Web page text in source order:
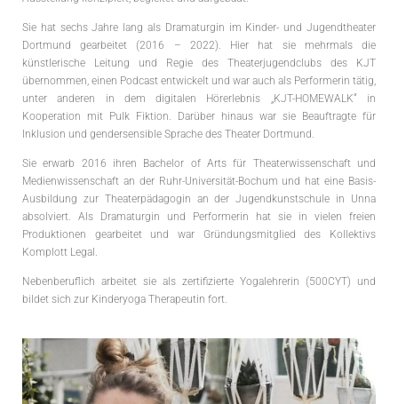
Sie hat sechs Jahre lang als Dramaturgin im Kinder- und Jugendtheater
Dortmund gearbeitet (2016 – 2022). Hier hat sie mehrmals die
künstlerische Leitung und Regie des Theaterjugendclubs des KJT
übernommen, einen Podcast entwickelt und war auch als Performerin tätig,
unter anderen in dem digitalen Hörerlebnis „KJT-HOMEWALK“ in
Kooperation mit Pulk Fiktion. Darüber hinaus war sie Beauftragte für
Inklusion und gendersensible Sprache des Theater Dortmund.
Sie erwarb 2016 ihren Bachelor of Arts für Theaterwissenschaft und
Medienwissenschaft an der Ruhr-Universität-Bochum und hat eine Basis-
Ausbildung zur Theaterpädagogin an der Jugendkunstschule in Unna
absolviert. Als Dramaturgin und Performerin hat sie in vielen freien
Produktionen gearbeitet und war Gründungsmitglied des Kollektivs
Komplott Legal.
Nebenberuflich arbeitet sie als zertifizierte Yogalehrerin (500CYT) und
bildet sich zur Kinderyoga Therapeutin fort.